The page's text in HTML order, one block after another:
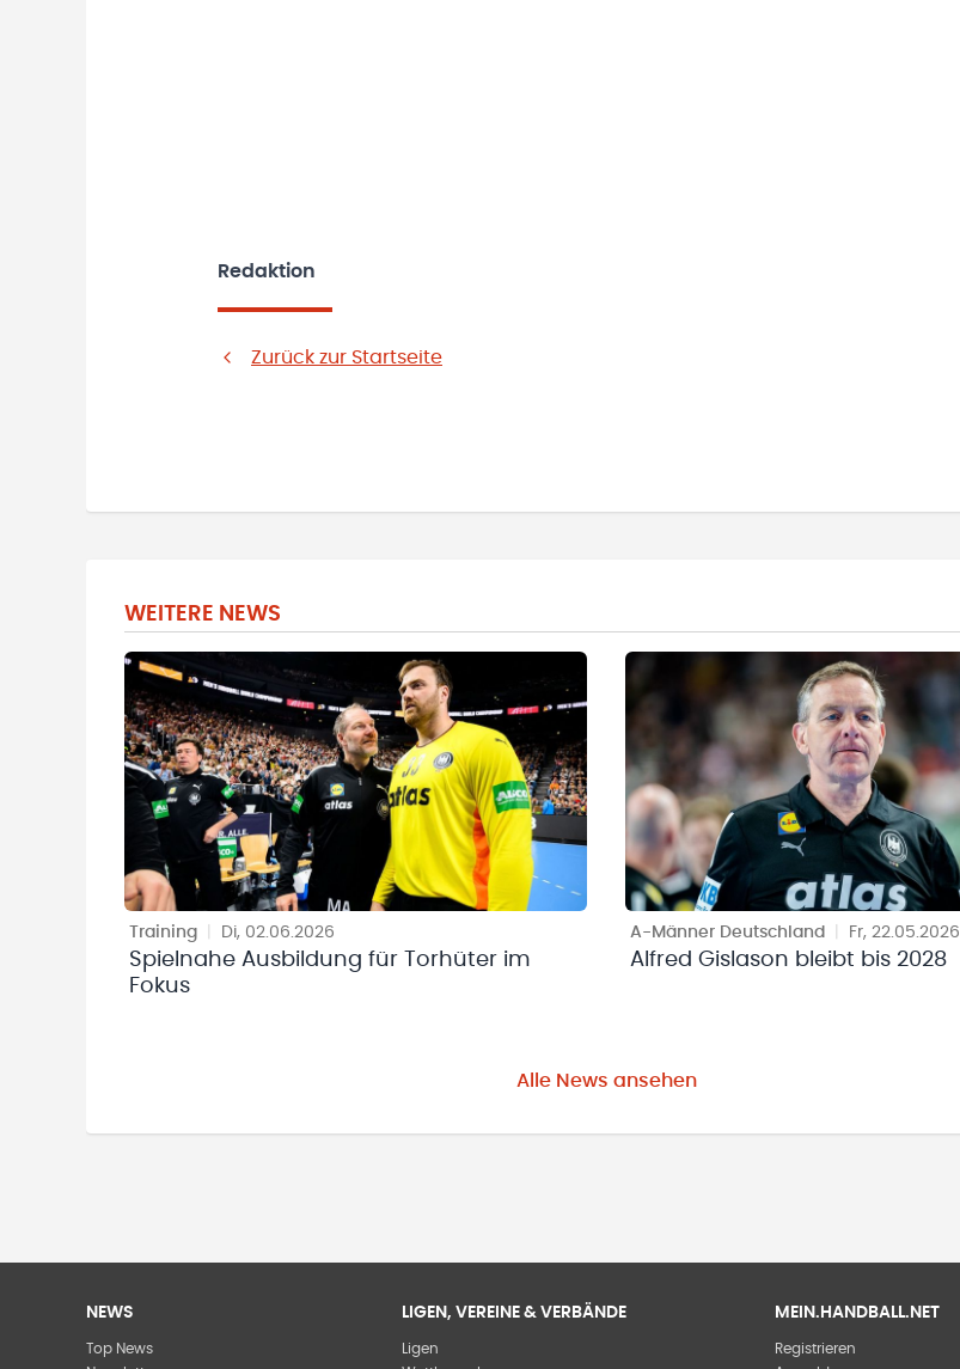
Redaktion
Zurück zur Startseite
WEITERE NEWS
Training Di, 02.06.2026
Spielnahe Ausbildung für Torhüter im
Fokus
A-Männer Deutschland Fr, 22.05.2026
Alfred Gislason bleibt bis 2028
Alle News ansehen
NEWS
Top News
LIGEN, VEREINE & VERBÄNDE
Ligen
MEIN.HANDBALL.NET
Registrieren